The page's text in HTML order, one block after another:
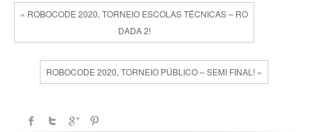
« ROBOCODE 2020, TORNEIO ESCOLAS TÉCNICAS – RO
DADA 2!
ROBOCODE 2020, TORNEIO PÚBLICO – SEMI FINAL! »